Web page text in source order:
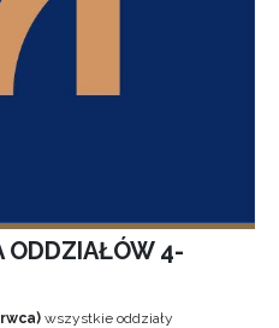
ODDZIAŁÓW 4-
wszystkie oddziały